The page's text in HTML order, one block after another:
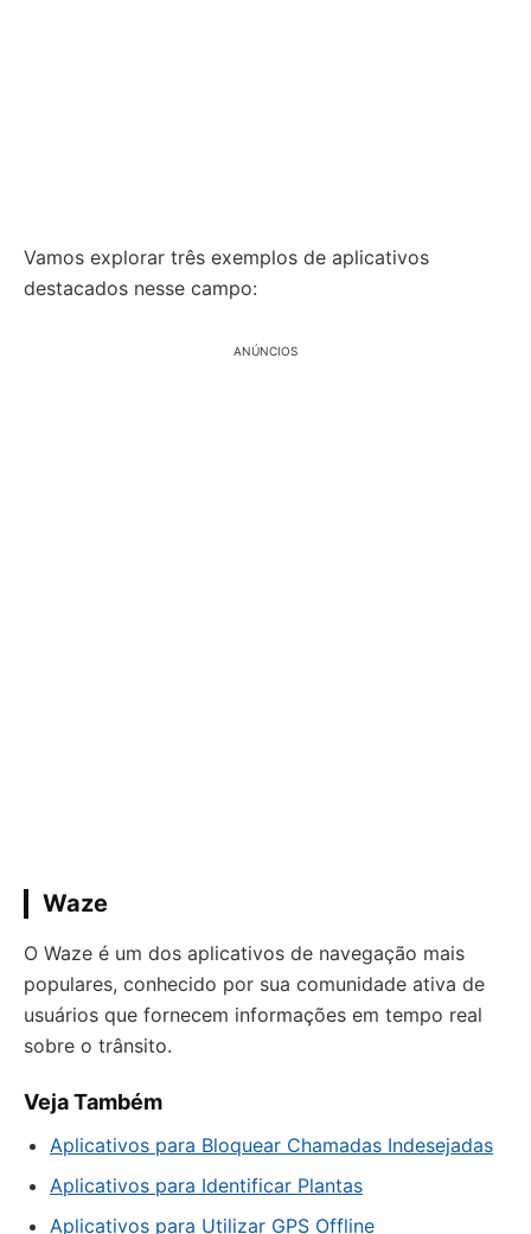
Vamos explorar três exemplos de aplicativos
destacados nesse campo:
ANÚNCIOS
Waze
O Waze é um dos aplicativos de navegação mais
populares, conhecido por sua comunidade ativa de
usuários que fornecem informações em tempo real
sobre o trânsito.
Veja Também
Aplicativos para Bloquear Chamadas Indesejadas
Aplicativos para Identificar Plantas
Aplicativos para Utilizar GPS Offline